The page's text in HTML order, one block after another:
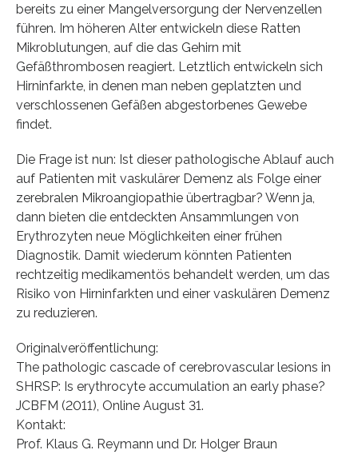
bereits zu einer Mangelversorgung der Nervenzellen
führen. Im höheren Alter entwickeln diese Ratten
Mikroblutungen, auf die das Gehirn mit
Gefäßthrombosen reagiert. Letztlich entwickeln sich
Hirninfarkte, in denen man neben geplatzten und
verschlossenen Gefäßen abgestorbenes Gewebe
findet.
Die Frage ist nun: Ist dieser pathologische Ablauf auch
auf Patienten mit vaskulärer Demenz als Folge einer
zerebralen Mikroangiopathie übertragbar? Wenn ja,
dann bieten die entdeckten Ansammlungen von
Erythrozyten neue Möglichkeiten einer frühen
Diagnostik. Damit wiederum könnten Patienten
rechtzeitig medikamentös behandelt werden, um das
Risiko von Hirninfarkten und einer vaskulären Demenz
zu reduzieren.
Originalveröffentlichung:
The pathologic cascade of cerebrovascular lesions in
SHRSP: Is erythrocyte accumulation an early phase?
JCBFM (2011), Online August 31.
Kontakt:
Prof. Klaus G. Reymann und Dr. Holger Braun